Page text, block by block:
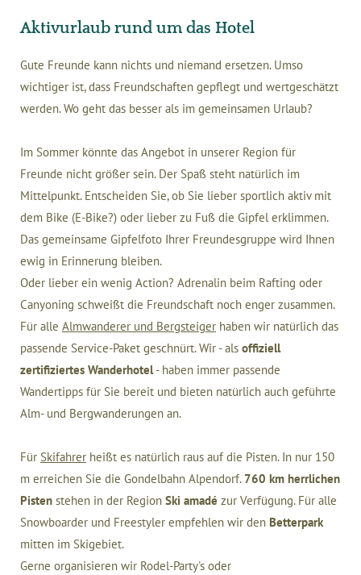
Aktivurlaub rund um das Hotel
Gute Freunde kann nichts und niemand ersetzen. Umso
wichtiger ist, dass Freundschaften gepflegt und wertgeschätzt
werden. Wo geht das besser als im gemeinsamen Urlaub?
Im Sommer könnte das Angebot in unserer Region für
Freunde nicht größer sein. Der Spaß steht natürlich im
Mittelpunkt. Entscheiden Sie, ob Sie lieber sportlich aktiv mit
dem Bike (E-Bike?) oder lieber zu Fuß die Gipfel erklimmen.
Das gemeinsame Gipfelfoto Ihrer Freundesgruppe wird Ihnen
ewig in Erinnerung bleiben.
Oder lieber ein wenig Action? Adrenalin beim Rafting oder
Canyoning schweißt die Freundschaft noch enger zusammen.
Für alle Almwanderer und Bergsteiger haben wir natürlich das
passende Service-Paket geschnürt. Wir - als offiziell
zertifiziertes Wanderhotel- haben immer passende
Wandertipps für Sie bereit und bieten natürlich auch geführte
Alm- und Bergwanderungen an.
Für Skifahrer heißt es natürlich raus auf die Pisten. In nur 150
m erreichen Sie die Gondelbahn Alpendorf. 760 km herrlichen
Pisten stehen in der Region Ski amadé zur Verfügung. Für alle
Snowboarder und Freestyler empfehlen wir den Betterpark
mitten im Skigebiet.
Gerne organisieren wir Rodel-Party's oder